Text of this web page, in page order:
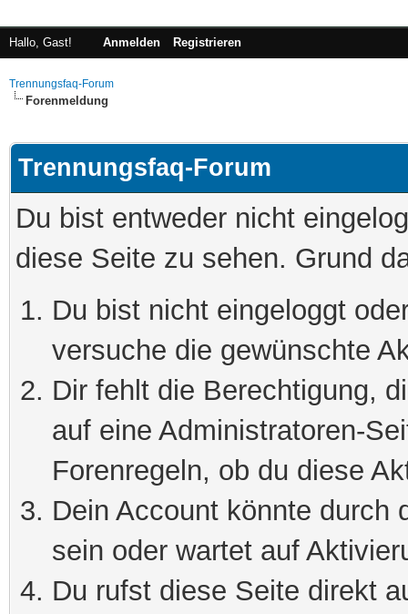
Hallo, Gast! Anmelden Registrieren
Trennungsfaq-Forum
Forenmeldung
Trennungsfaq-Forum
Du bist entweder nicht
diese Seite zu sehen. Grund
Du bist nicht eingeloggt
versuche die gewünschte
Dir fehlt die Berechtigung,
auf eine Administratoren-
Forenregeln, ob du diese
Dein Account könnte durch
sein oder wartet auf
Du rufst diese Seite direkt